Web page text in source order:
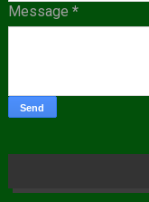
Message *